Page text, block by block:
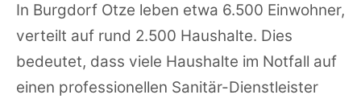
In Burgdorf Otze leben etwa 6.500 Einwohner,
verteilt auf rund 2.500 Haushalte. Dies
bedeutet, dass viele Haushalte im Notfall auf
einen professionellen Sanitär-Dienstleister